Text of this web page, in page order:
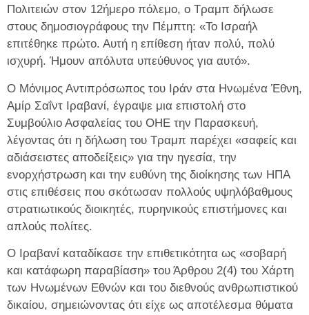
Πολιτειών στον 12ήμερο πόλεμο, ο Τραμπ δήλωσε
στους δημοσιογράφους την Πέμπτη: «Το Ισραήλ
επιτέθηκε πρώτο. Αυτή η επίθεση ήταν πολύ, πολύ
ισχυρή. Ήμουν απόλυτα υπεύθυνος για αυτό».
Ο Μόνιμος Αντιπρόσωπος του Ιράν στα Ηνωμένα Έθνη,
Αμίρ Σαΐντ Ιραβανί, έγραψε μια επιστολή στο
Συμβούλιο Ασφαλείας του ΟΗΕ την Παρασκευή,
λέγοντας ότι η δήλωση του Τραμπ παρέχει «σαφείς και
αδιάσειστες αποδείξεις» για την ηγεσία, την
ενορχήστρωση και την ευθύνη της διοίκησης των ΗΠΑ
στις επιθέσεις που σκότωσαν πολλούς υψηλόβαθμους
στρατιωτικούς διοικητές, πυρηνικούς επιστήμονες και
απλούς πολίτες.
Ο Ιραβανί καταδίκασε την επιθετικότητα ως «σοβαρή
και κατάφωρη παραβίαση» του Άρθρου 2(4) του Χάρτη
των Ηνωμένων Εθνών και του διεθνούς ανθρωπιστικού
δικαίου, σημειώνοντας ότι είχε ως αποτέλεσμα θύματα